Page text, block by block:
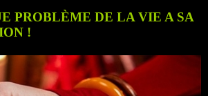
PROBLÈME DE LA VIE A SA
!